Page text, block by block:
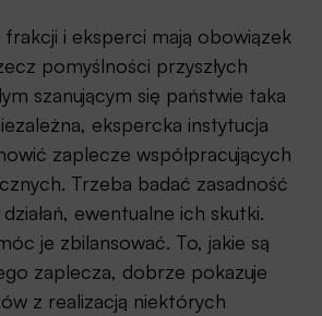
i eksperci mają obowiązek
pomyślności przyszłych
szanującym się państwie taka
ekspercka instytucja
zaplecze współpracujących
Trzeba badać zasadność
ewentualne ich skutki.
je zbilansować. To, jakie są
zaplecza, dobrze pokazuje
z realizacją niektórych